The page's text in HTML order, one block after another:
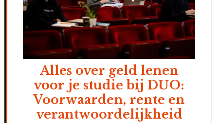
Alles over geld lenen
voor je studie bij DUO:
Voorwaarden, rente en
verantwoordelijkheid